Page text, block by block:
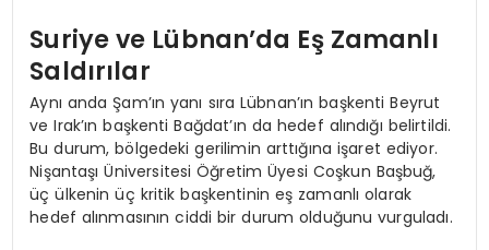
Suriye ve Lübnan’da Eş Zamanlı
Saldırılar
Aynı anda Şam’ın yanı sıra Lübnan’ın başkenti Beyrut
ve Irak’ın başkenti Bağdat’ın da hedef alındığı belirtildi.
Bu durum, bölgedeki gerilimin arttığına işaret ediyor.
Nişantaşı Üniversitesi Öğretim Üyesi Coşkun Başbuğ,
üç ülkenin üç kritik başkentinin eş zamanlı olarak
hedef alınmasının ciddi bir durum olduğunu vurguladı.